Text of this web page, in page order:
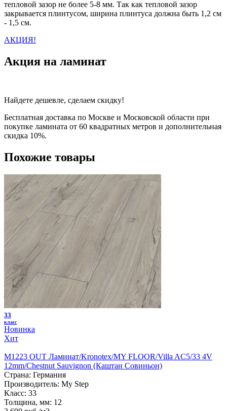
тепловой зазор не более 5-8 мм. Так как тепловой зазор
закрывается плинтусом, ширина плинтуса должна быть 1,2 см
- 1,5 см.
АКЦИЯ!
Акция на ламинат
Найдете дешевле, сделаем скидку!
Бесплатная доставка по Москве и Московской области при
покупке ламината от 60 квадратных метров и дополнительная
скидка 10%.
Похожие товары
33
класс
Новинка
Хит
M1223 OUT Ламинат/Kronotex/MY FLOOR/Villa AC5/33 4V
12mm/Chestnut Sauvignon (Каштан Совиньон)
Страна: Германия
Производитель: My Step
Класс: 33
Толщина, мм: 12